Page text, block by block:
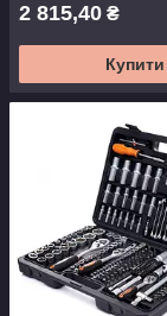
2 815,40 ₴
Купити